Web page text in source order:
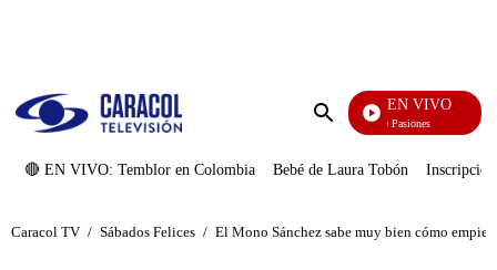
Enviar
EN VIVO
Tormenta De Pasiones
🔴 EN VIVO: Temblor en Colombia Bebé de Laura Tobón
Caracol TV / Sábados Felices / El Mono Sánchez sabe muy bien cómo